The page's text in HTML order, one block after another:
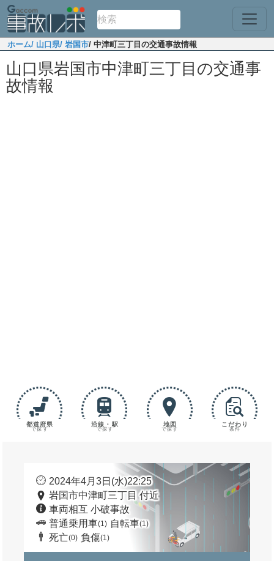
ホーム/ 山口県/ 岩国市/ 中津町三丁目の交通事故情報
山口県岩国市中津町三丁目の交通事
故情報
都道府県
で探す
沿線・駅
で探す
地図
で探す
こだわり
条件
2024年4月3日(水)22:25
岩国市中津町三丁目 付近
車両相互 小破事故
普通乗用車(1) 自転車(1)
死亡(0) 負傷(1)